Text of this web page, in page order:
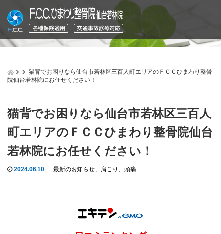
猫背でお困りなら仙台市若林区三百人町エリアのＦＣＣひまわり整骨
院仙台若林院にお任せください！
猫背でお困りなら仙台市若林区三百人
町エリアのＦＣＣひまわり整骨院仙台
若林院にお任せください！
2024.06.10 最新のお知らせ、 肩こり 、 頭痛